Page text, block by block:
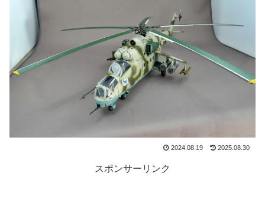
2024.08.19 2025.08.30
スポンサーリンク